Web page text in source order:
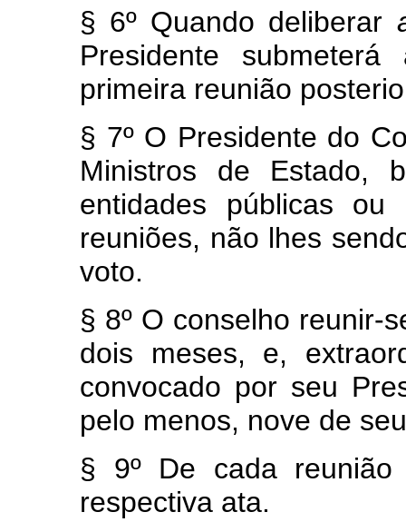
§ 6º Quando deliberar
Presidente
primeira reunião
§ 7º O Presidente do
Ministros de Estado,
entidades públicas ou
reuniões, não lhes
voto.
§ 8º O conselho reunir-
dois meses, e,
convocado por seu
pelo menos, nove de
§ 9º De cada
respectiva ata.